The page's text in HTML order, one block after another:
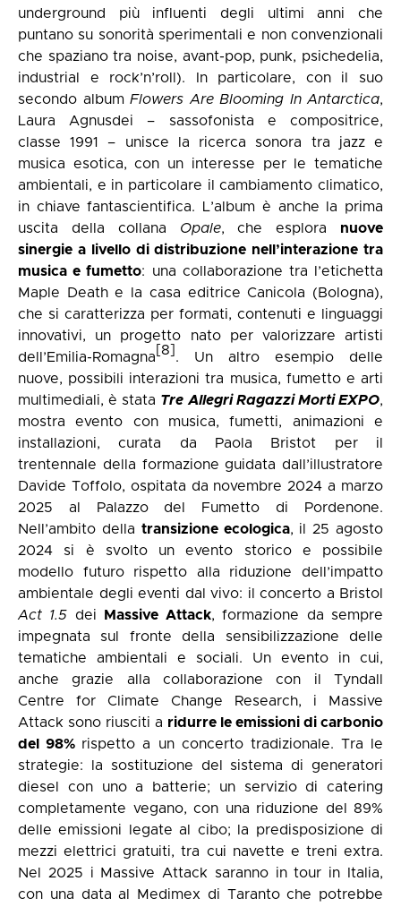
underground più influenti degli ultimi anni che
puntano su sonorità sperimentali e non convenzionali
che spaziano tra noise, avant-pop, punk, psichedelia,
industrial e rock’n’roll). In particolare, con il suo
secondo album Flowers Are Blooming In Antarctica,
Laura Agnusdei – sassofonista e compositrice,
classe 1991 – unisce la ricerca sonora tra jazz e
musica esotica, con un interesse per le tematiche
ambientali, e in particolare il cambiamento climatico,
in chiave fantascientifica. L’album è anche la prima
uscita della collana Opale, che esplora nuove
sinergie a livello di distribuzione nell’interazione tra
musica e fumetto: una collaborazione tra l’etichetta
Maple Death e la casa editrice Canicola (Bologna),
che si caratterizza per formati, contenuti e linguaggi
innovativi, un progetto nato per valorizzare artisti
dell’Emilia-Romagna [8] . Un altro esempio delle
nuove, possibili interazioni tra musica, fumetto e arti
multimediali, è stata Tre Allegri Ragazzi Morti EXPO,
mostra evento con musica, fumetti, animazioni e
installazioni, curata da Paola Bristot per il
trentennale della formazione guidata dall’illustratore
Davide Toffolo, ospitata da novembre 2024 a marzo
2025 al Palazzo del Fumetto di Pordenone.
Nell’ambito della transizione ecologica, il 25 agosto
2024 si è svolto un evento storico e possibile
modello futuro rispetto alla riduzione dell’impatto
ambientale degli eventi dal vivo: il concerto a Bristol
Act 1.5 dei Massive Attack, formazione da sempre
impegnata sul fronte della sensibilizzazione delle
tematiche ambientali e sociali. Un evento in cui,
anche grazie alla collaborazione con il Tyndall
Centre for Climate Change Research, i Massive
Attack sono riusciti a ridurre le emissioni di carbonio
del 98% rispetto a un concerto tradizionale. Tra le
strategie: la sostituzione del sistema di generatori
diesel con uno a batterie; un servizio di catering
completamente vegano, con una riduzione del 89%
delle emissioni legate al cibo; la predisposizione di
mezzi elettrici gratuiti, tra cui navette e treni extra.
Nel 2025 i Massive Attack saranno in tour in Italia,
con una data al Medimex di Taranto che potrebbe